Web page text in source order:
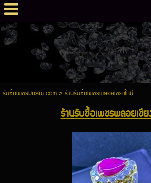
รับซื้อเพชรมือสอง.com> ร้านรับซื้อเพชรพลอยเชียงใหม่
ร้านรับซื้อเพชรพลอยเชีย